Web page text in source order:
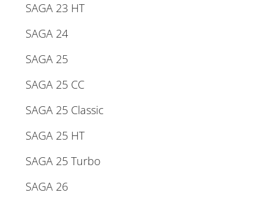
SAGA 23 HT
SAGA 24
SAGA 25
SAGA 25 CC
SAGA 25 Classic
SAGA 25 HT
SAGA 25 Turbo
SAGA 26